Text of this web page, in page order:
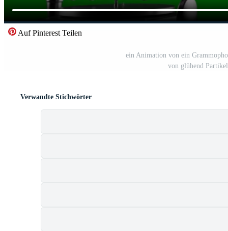
Auf Pinterest Teilen
ein Animation von ein
von glühend
Verwandte Stichwörter